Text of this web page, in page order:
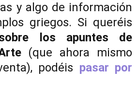
y algo de información
griegos. Si queréis
los apuntes de
(que ahora mismo
podéis pasar por